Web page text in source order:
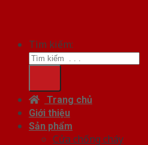
Tìm kiếm:
Trang chủ
Giới thiệu
Sản phẩm
Cửa chống cháy